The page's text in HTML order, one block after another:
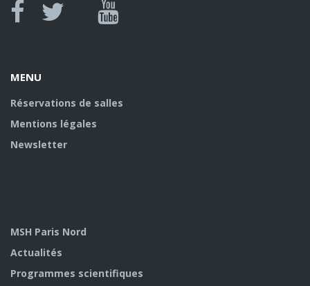
Canal
MENU
Réservations de salles
Mentions légales
Newsletter
MSH Paris Nord
Actualités
Programmes scientifiques